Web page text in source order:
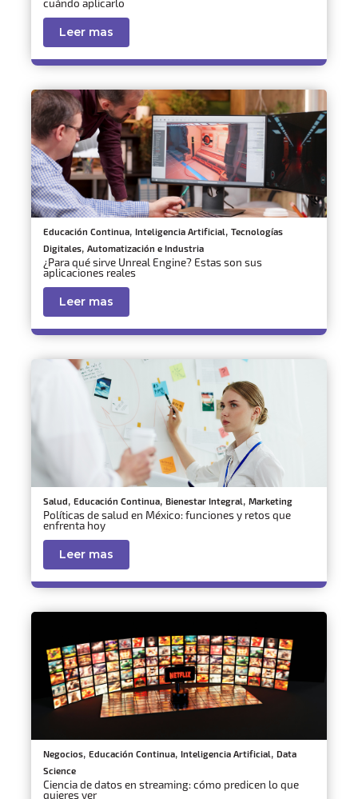
Leer mas
Educación Continua, Inteligencia Artificial, Tecnologías
Digitales, Automatización e Industria
¿Para qué sirve Unreal Engine? Estas son sus
aplicaciones reales
Leer mas
Salud, Educación Continua, Bienestar Integral, Marketing
Políticas de salud en México: funciones y retos que
enfrenta hoy
Leer mas
Negocios, Educación Continua, Inteligencia Artificial, Data
Science
Ciencia de datos en streaming: cómo predicen lo que
quieres ver